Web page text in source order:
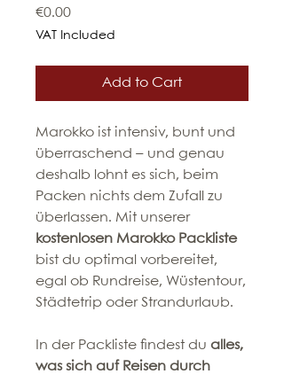
€0.00Price
VAT Included
Add to Cart
Marokko ist intensiv, bunt und
überraschend – und genau
deshalb lohnt es sich, beim
Packen nichts dem Zufall zu
überlassen. Mit unserer
kostenlosen Marokko Packliste
bist du optimal vorbereitet,
egal ob Rundreise, Wüstentour,
Städtetrip oder Strandurlaub.
In der Packliste findest du alles,
was sich auf Reisen durch